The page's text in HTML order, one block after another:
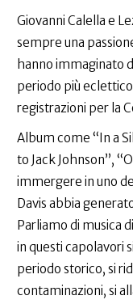
Giovanni Calella e
sempre una
hanno immaginato
periodo più
registrazioni per la
Album come “In a
to Jack Johnson”,
immergere in uno
Davis abbia
Parliamo di musica
in questi capolavori
periodo storico, si
contaminazioni, si